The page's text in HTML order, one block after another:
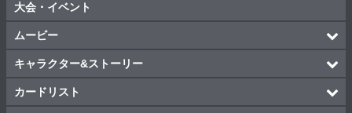
大会・イベント
ムービー
キャラクター&ストーリー
カードリスト